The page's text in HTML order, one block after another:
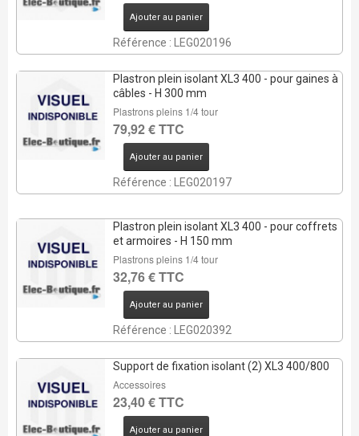
Ajouter au panier
Référence : LEG020196
Plastron plein isolant XL3 400 - pour gaines à
câbles - H 300 mm
Plastrons pleins 1/4 tour
79,92 € TTC
Ajouter au panier
Référence : LEG020197
Plastron plein isolant XL3 400 - pour coffrets
et armoires - H 150 mm
Plastrons pleins 1/4 tour
32,76 € TTC
Ajouter au panier
Référence : LEG020392
Support de fixation isolant (2) XL3 400/800
Accessoires
23,40 € TTC
Ajouter au panier